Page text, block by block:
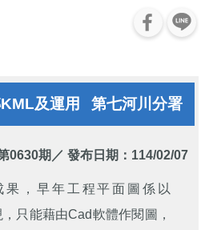
及運用 第七河川分署
0630期 ／ 發布日期：114/02/07
果，早年工程平面圖係以
只能藉由Cad軟體作閱圖，